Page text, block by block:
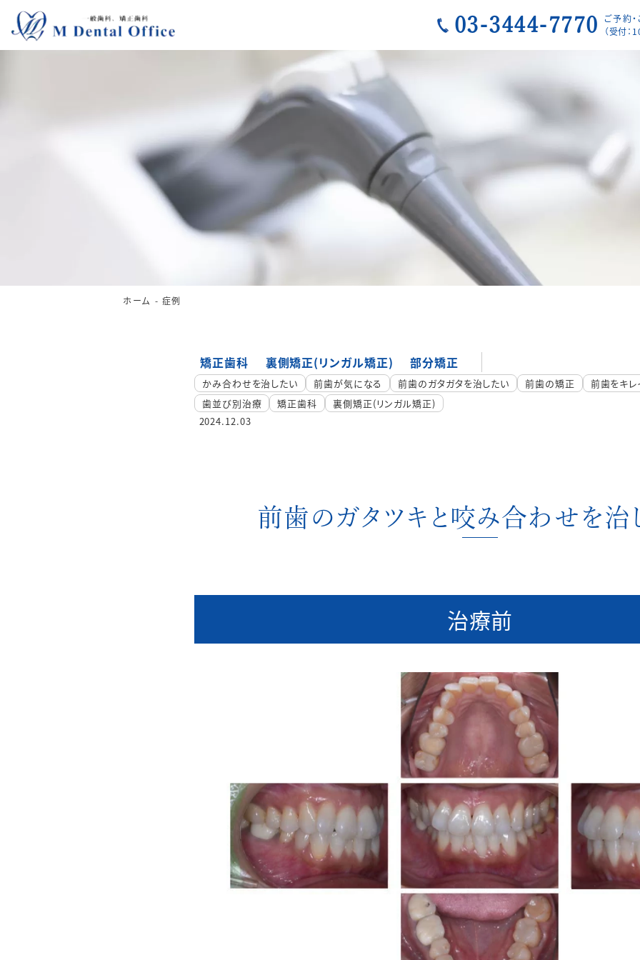
03-3444-7770 ご予約
（受付：
ホーム 症例
矯正歯科 裏側矯正(リンガル矯正) 部分矯正
かみ合わせを治したい 前歯が気になる 前歯のガタガタを治したい 前歯の矯正
前歯をキレ
歯並び別治療
矯正歯科
裏側矯正(リンガル矯正)
2024.12.03
前歯のガタツキと咬み合わせを治
治療前